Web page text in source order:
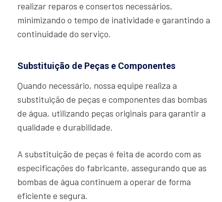
realizar reparos e consertos necessários,
minimizando o tempo de inatividade e garantindo a
continuidade do serviço.
Substituição de Peças e Componentes
Quando necessário, nossa equipe realiza a
substituição de peças e componentes das bombas
de água, utilizando peças originais para garantir a
qualidade e durabilidade.
A substituição de peças é feita de acordo com as
especificações do fabricante, assegurando que as
bombas de água continuem a operar de forma
eficiente e segura.